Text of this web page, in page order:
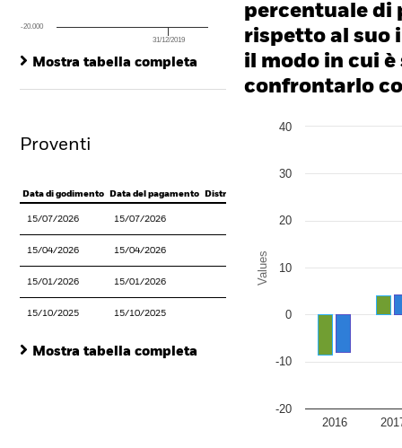
31/12/2019
-20.000
Mostra tabella completa
Proventi
Data di godimento Data del pagamento Distribuzione totale
15/07/2026 15/07/2026 EUR 1,1837
15/04/2026 15/04/2026 EUR 0,3050
15/01/2026 15/01/2026 EUR 0,0686
15/10/2025 15/10/2025 EUR 0,2998
Mostra tabella completa
percentuale di
rispetto al suo
il modo in cui
confrontarlo
Bar chart with 2 data
Values
2016
-20
-10
0
10
20
30
40